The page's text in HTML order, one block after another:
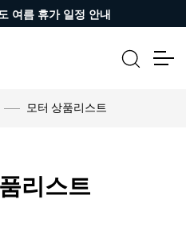
여름 휴가 일정 안내
모터 상품리스트
리스트